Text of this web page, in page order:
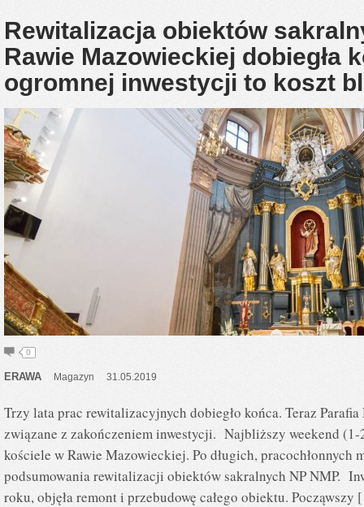
Rewitalizacja obiektów
Rawie Mazowieckiej dobiegła
ogromnej inwestycji to koszt
0
ERAWA Magazyn 31.05.2019
Trzy lata prac rewitalizacyjnych dobiegło końca. Teraz
związane z zakończeniem inwestycji. Najbliższy weekend
kościele w Rawie Mazowieckiej. Po długich, pracochłonnych
podsumowania rewitalizacji obiektów sakralnych NP NMP.
roku, objęła remont i przebudowę całego obiektu.